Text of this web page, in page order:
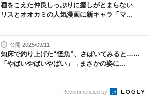
種をこえた仲良しっぷりに癒しがとまらない
リスとオオカミの人気漫画に新キャラ「マ...
公開 2025/09/11
知床で釣り上げた“怪魚”、さばいてみると……
「やばいやばいやばい」→まさかの姿に...
Recommended by